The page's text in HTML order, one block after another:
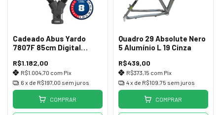
Cadeado Abus Yardo
7807F 85cm Digital
R$1.182,00
R$1.004,70 com Pix
6 x de R$197,00 sem juros
COMPRAR
Quadro 29 Absolute Nero
5 Alumínio L 19 Cinza
R$439,00
R$373,15 com Pix
4x de R$109,75 sem juros
COMPRAR